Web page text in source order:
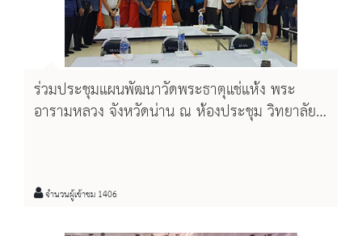
ร่วมประชุมแผนพัฒนาวัดพระธาตุแช่แห้ง พระ
อารามหลวง จังหวัดน่าน ณ ห้องประชุม วิทยาลัย
จำนวนผู้เข้าชม 1406